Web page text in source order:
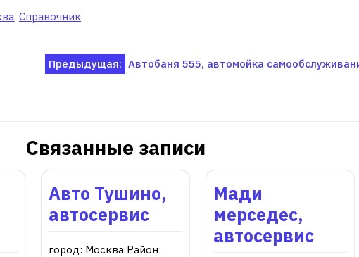
, Справочник
Предыдущая: Автобаня 555, автомойка
Связанные записи
Авто Тушино,
автосервис
город: Москва Район:
Мади
мерседес,
автосервис